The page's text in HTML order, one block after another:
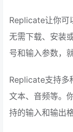
Replicate让你可
无需下载、安装
号和输入参数，
Replicate支持多
文本、音频等。
持的输入和输出